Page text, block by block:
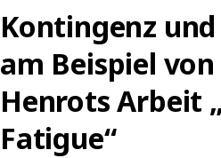
Kontingenz
am Beispiel
Henrots Arbeit
Fatigue“